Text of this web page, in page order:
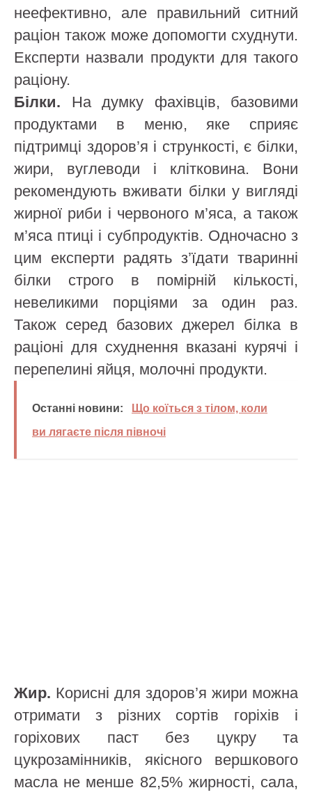
неефективно, але правильний ситний
раціон також може допомогти схуднути.
Експерти назвали продукти для такого
раціону.
Білки. На думку фахівців, базовими
продуктами в меню, яке сприяє
підтримці здоров’я і стрункості, є білки,
жири, вуглеводи і клітковина. Вони
рекомендують вживати білки у вигляді
жирної риби і червоного м’яса, а також
м’яса птиці і субпродуктів. Одночасно з
цим експерти радять з’їдати тваринні
білки строго в помірній кількості,
невеликими порціями за один раз.
Також серед базових джерел білка в
раціоні для схуднення вказані курячі і
перепелині яйця, молочні продукти.
Останні новини:
Що коїться з тілом, коли
ви лягаєте після півночі
Жир. Корисні для здоров’я жири можна
отримати з різних сортів горіхів і
горіхових паст без цукру та
цукрозамінників, якісного вершкового
масла не менше 82,5% жирності, сала,